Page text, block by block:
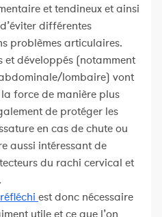
et tendineux et ainsi
différentes
problèmes articulaires.
et développés (notamment
lombaire) vont
force de manière plus
de protéger les
en cas de chute ou
aussi intéressant de
du rachi cervical et
est donc nécessaire